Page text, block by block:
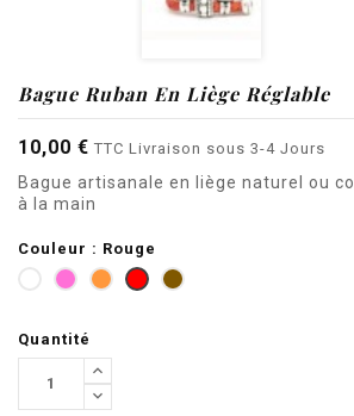
Bague Ruban En Liège Réglable
10,00 € TTC Livraison sous 3-4 Jours
Bague artisanale en liège naturel ou
à la main
Couleur : Rouge
BlancRoseOrangeRougeMarron
Quantité